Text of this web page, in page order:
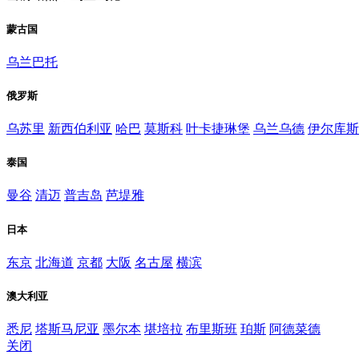
蒙古国
乌兰巴托
俄罗斯
乌苏里 新西伯利亚 哈巴 莫斯科 叶卡捷琳堡 乌兰乌德 伊尔库
泰国
曼谷 清迈 普吉岛 芭堤雅
日本
东京 北海道 京都 大阪 名古屋 横滨
澳大利亚
悉尼 塔斯马尼亚 墨尔本 堪培拉 布里斯班 珀斯 阿德菜德
关闭